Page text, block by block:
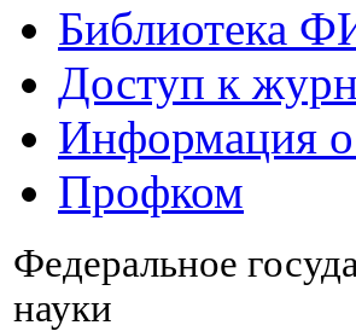
Библиотека
Доступ к
Информация
Профком
Федеральное
науки